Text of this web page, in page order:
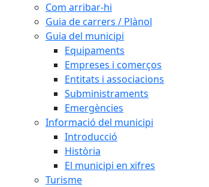
Com arribar-hi
Guia de carrers / Plànol
Guia del municipi
Equipaments
Empreses i comerços
Entitats i associacions
Subministraments
Emergències
Informació del municipi
Introducció
Història
El municipi en xifres
Turisme